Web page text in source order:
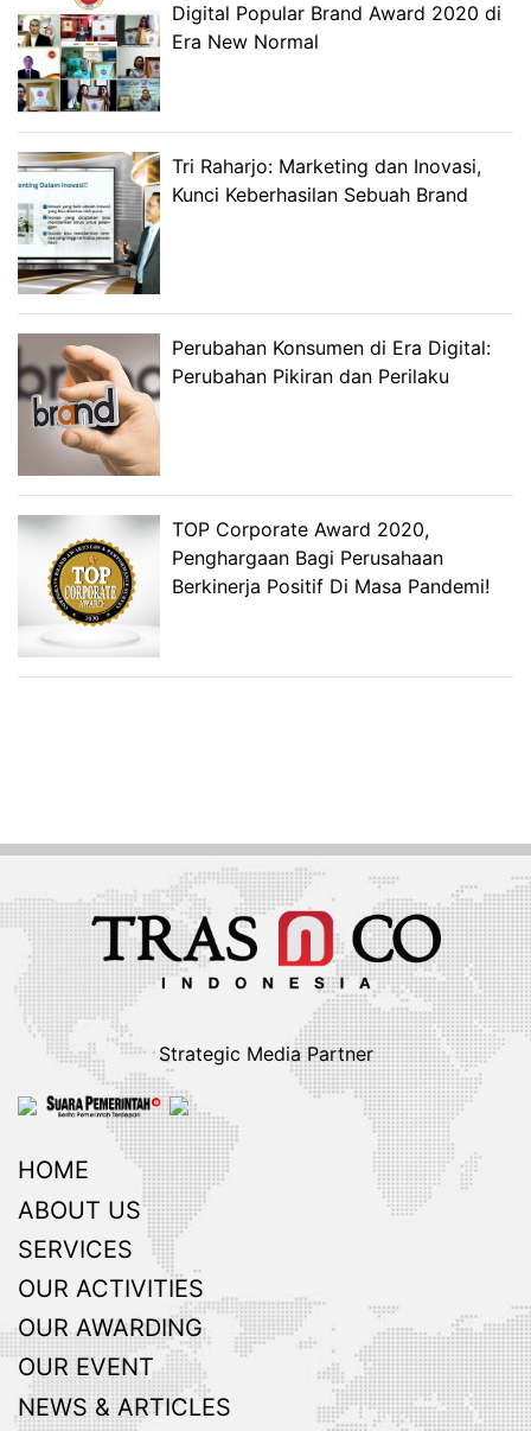
Digital Popular Brand Award 2020 di
Era New Normal
Tri Raharjo: Marketing dan Inovasi,
Kunci Keberhasilan Sebuah Brand
Perubahan Konsumen di Era Digital:
Perubahan Pikiran dan Perilaku
TOP Corporate Award 2020,
Penghargaan Bagi Perusahaan
Berkinerja Positif Di Masa Pandemi!
Strategic Media Partner
HOME
ABOUT US
SERVICES
OUR ACTIVITIES
OUR AWARDING
OUR EVENT
NEWS & ARTICLES